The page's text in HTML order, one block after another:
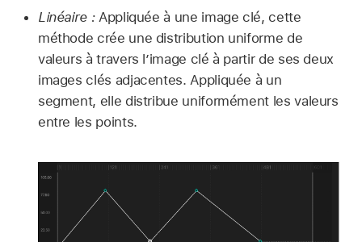
Linéaire :Appliquée à une image clé, cette
méthode crée une distribution uniforme de
valeurs à travers l’image clé à partir de ses deux
images clés adjacentes. Appliquée à un
segment, elle distribue uniformément les valeurs
entre les points.